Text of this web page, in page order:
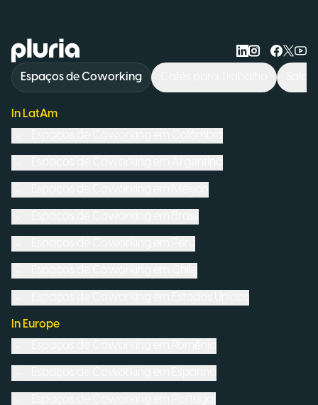
Logo Pluria
Espaços de Coworking
In LatAm
In Europe